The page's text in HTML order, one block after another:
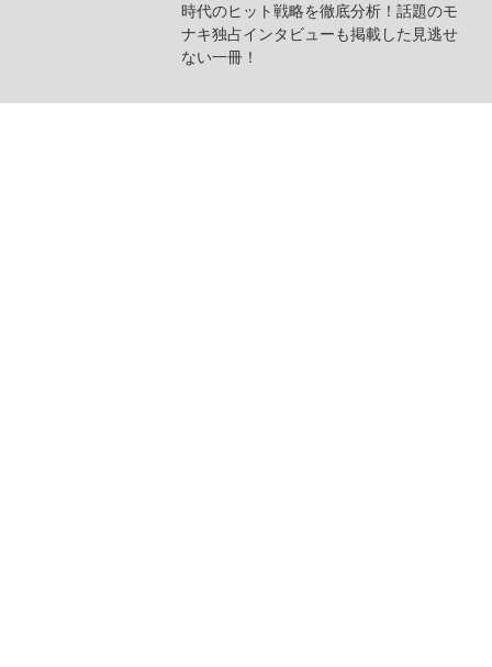
時代のヒット戦略を徹底分析！話題のモ
ナキ独占インタビューも掲載した見逃せ
ない一冊！